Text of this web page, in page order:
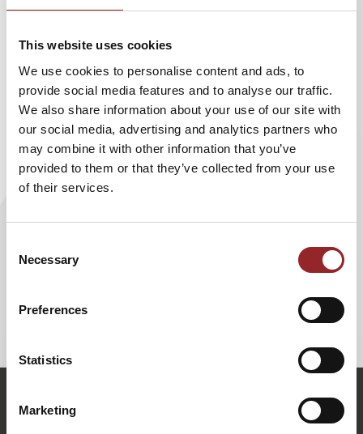
This website uses cookies
We use cookies to personalise content and ads, to
provide social media features and to analyse our traffic.
We also share information about your use of our site with
our social media, advertising and analytics partners who
may combine it with other information that you’ve
provided to them or that they’ve collected from your use
of their services.
Selection
Necessary
Preferences
Statistics
Marketing
Der Kern des Vortrags ist eine kraftvolle Botschaft:
„Ich kann es.“
Ich kann mit KI arbeiten.
Ich kann neue Fähigkeiten entwickeln.
Ich kann Technologie aktiv für mich nutzen.
Der Nutzen für Unternehmen liegt klar auf der Hand:
weniger Angst, mehr Orientierung, höhere
Eigenverantwortung im Umgang mit technologischen
Gestaltungskraft.
Menschen darin, Zukunft nicht zu fürchten, sondern sie